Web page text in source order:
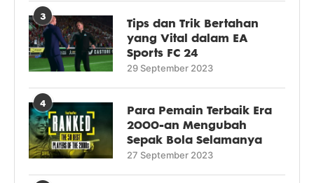
3
Tips dan Trik Bertahan
yang Vital dalam EA
Sports FC 24
29 September 2023
4
Para Pemain Terbaik Era
2000-an Mengubah
Sepak Bola Selamanya
27 September 2023